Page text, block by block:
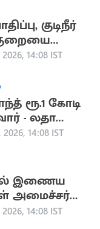
குடிநீர்
14:08 IST
ரூ.1 கோடி
- லதா
14:08 IST
இணைய
அமைச்சர்
பாலாஜிக்கு
14:08 IST